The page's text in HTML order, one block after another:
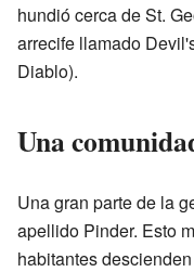
hundió cerca de St.
arrecife llamado
Diablo).
Una
Una gran parte de la
apellido Pinder. Esto
habitantes